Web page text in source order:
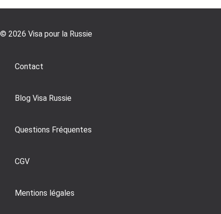
© 2026 Visa pour la Russie
Contact
Blog Visa Russie
Questions Fréquentes
CGV
Mentions légales